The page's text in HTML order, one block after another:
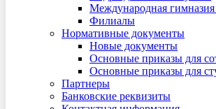
Международная
Филиалы
Нормативные документы
Новые документы
Основные приказы для
Основные приказы для
Партнеры
Банковские реквизиты